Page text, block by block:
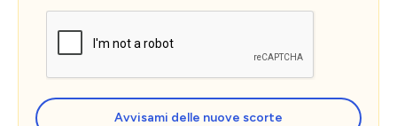
Avvisami delle nuove scorte